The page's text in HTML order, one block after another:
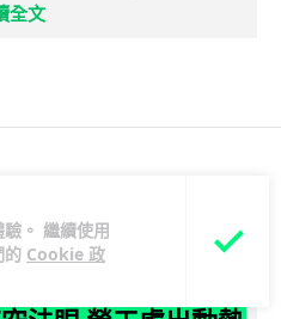
。 繼續使用
的 Cookie 政
全文